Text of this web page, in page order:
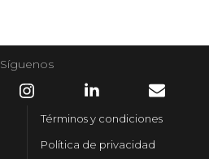
Síguenos
Términos y condiciones
Política de privacidad